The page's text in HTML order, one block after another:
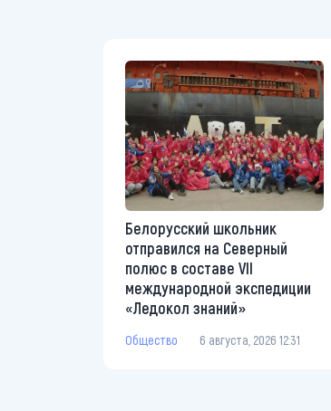
Белорусский школьник
отправился на Северный
полюс в составе VII
международной экспедиции
«Ледокол знаний»
Общество 6 августа, 2026 12:31